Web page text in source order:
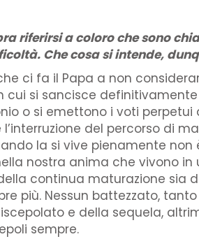
riferirsi a coloro che sono
Che cosa si intende,
ci fa il Papa a non
si sancisce
o si emettono i voti perpetui
del percorso di
la si vive pienamente
nostra anima che vivono
continua maturazione sia
più. Nessun battezzato,
e della sequela,
sempre.